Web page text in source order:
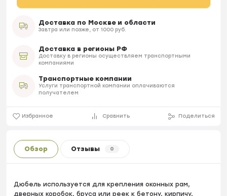
Доставка по Москве и области
Завтра или позже, от 1000 руб.
Доставка в регионы РФ
Доставку в регионы осуществляем транспортными
компаниями
Транспортные компании
Услуги транспортной компании оплачиваются
получателем
Избранное Сравнить Поделиться
Обзор Отзывы 0
Дюбель используется для крепления оконных рам,
дверных коробок, бруса или реек к бетону, кирпичу,